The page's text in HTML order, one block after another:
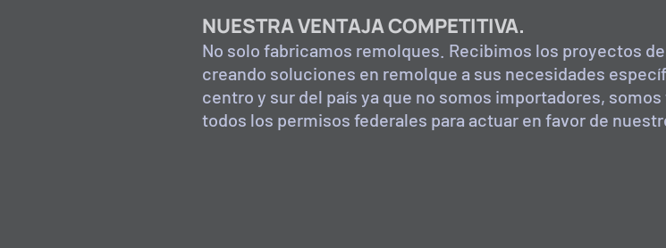
NUESTRA VENTAJA COMPETITIVA.
No solo fabricamos remolques. Recibimos los proyectos
creando soluciones en remolque a sus necesidades
centro y sur del país ya que no somos importadores,
todos los permisos federales para actuar en favor de